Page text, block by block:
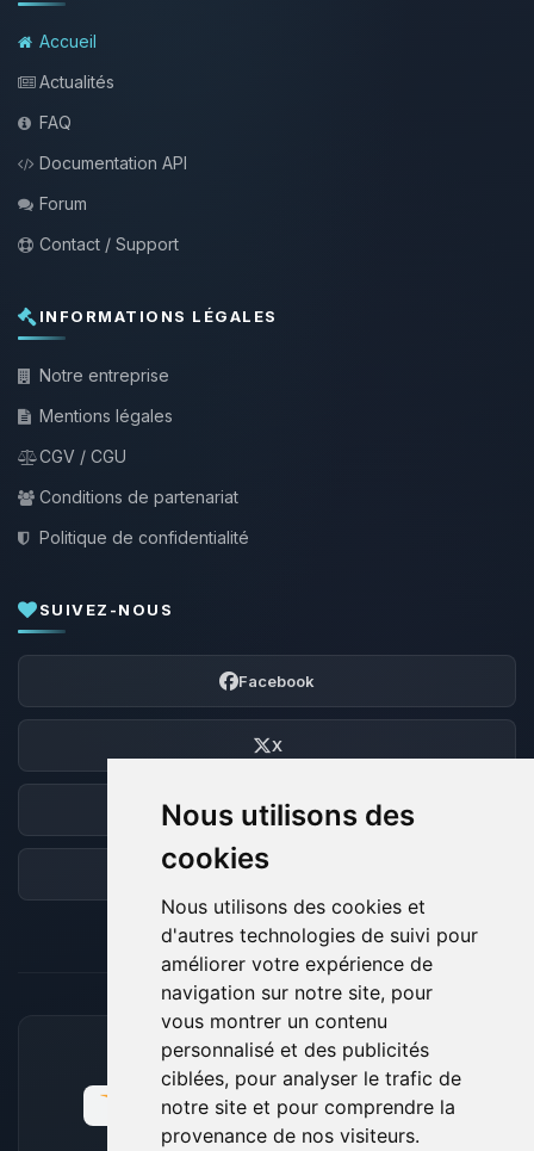
Nous utilisons des
cookies
Nous utilisons des cookies et
d'autres technologies de suivi pour
améliorer votre expérience de
navigation sur notre site, pour
vous montrer un contenu
personnalisé et des publicités
ciblées, pour analyser le trafic de
notre site et pour comprendre la
provenance de nos visiteurs.
Accueil
Actualités
FAQ
Documentation API
Forum
Contact / Support
INFORMATIONS LÉGALES
Notre entreprise
Mentions légales
CGV / CGU
Conditions de partenariat
Politique de confidentialité
SUIVEZ-NOUS
Facebook
X
Discord
Forum
MOYENS DE PAIEMENT ACCEPTÉS